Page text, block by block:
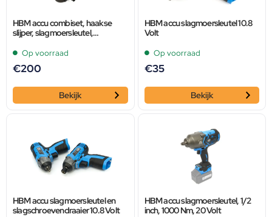
HBM accu combiset, haakse
slijper, slagmoersleutel,
Op voorraad
€200
Bekijk
HBM accu slagmoersleutel 10.8
Volt
Op voorraad
€35
Bekijk
HBM accu slagmoersleutel en
slagschroevendraaier 10.8 Volt
HBM accu slagmoersleutel, 1/2
inch, 1000 Nm, 20 Volt